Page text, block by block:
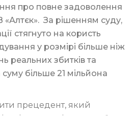
про повне задоволення
За рішенням суду,
стягнуто на користь
у розмірі більше ніж
реальних збитків та
більше 21 мільйона
прецедент, який